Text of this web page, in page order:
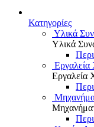
Κατηγορίες
Υλικά
Υλικά
Εργαλεία
Εργαλεία